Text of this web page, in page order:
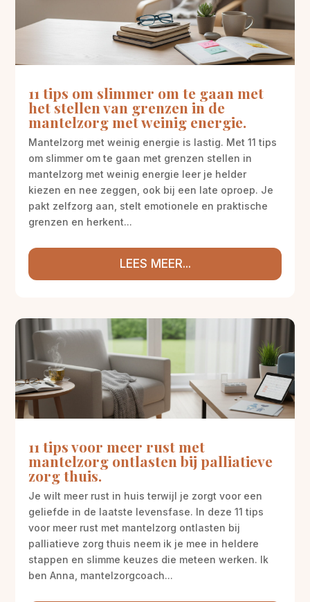
11 tips om slimmer om te gaan met
het stellen van grenzen in de
mantelzorg met weinig energie.
Mantelzorg met weinig energie is lastig. Met 11 tips
om slimmer om te gaan met grenzen stellen in
mantelzorg met weinig energie leer je helder
kiezen en nee zeggen, ook bij een late oproep. Je
pakt zelfzorg aan, stelt emotionele en praktische
grenzen en herkent...
LEES MEER...
11 tips voor meer rust met
mantelzorg ontlasten bij palliatieve
zorg thuis.
Je wilt meer rust in huis terwijl je zorgt voor een
geliefde in de laatste levensfase. In deze 11 tips
voor meer rust met mantelzorg ontlasten bij
palliatieve zorg thuis neem ik je mee in heldere
stappen en slimme keuzes die meteen werken. Ik
ben Anna, mantelzorgcoach...